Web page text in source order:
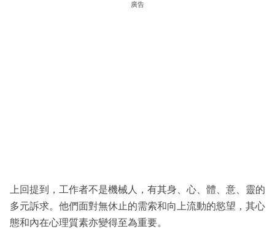
閱
專
區
廣告
上回提到，工作者不是機械人，有其身、心、體、意、靈的
多元訴求。他們面對無休止的需索和向上流動的慾望，其心
態和內在心理質素亦變得至為重要。